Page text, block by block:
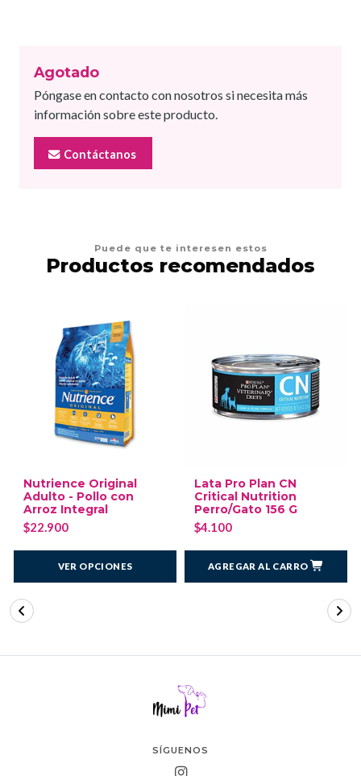
Agotado
Póngase en contacto con nosotros si necesita más
información sobre este producto.
Contáctanos
Puede que te interesen estos
Productos recomendados
Nutrience Original
Adulto - Pollo con
Arroz Integral
$22.900
VER OPCIONES
Lata Pro Plan CN
Critical Nutrition
Perro/Gato 156 G
$4.100
AGREGAR AL CARRO
SÍGUENOS